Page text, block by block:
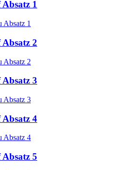
Absatz 1
Absatz 1
Absatz 2
Absatz 2
Absatz 3
Absatz 3
Absatz 4
Absatz 4
Absatz 5